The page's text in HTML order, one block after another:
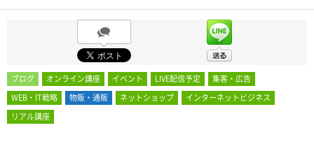
ブログ オンライン講座 イベント LIVE配信予定
集客・広告
WEB・IT戦略
物販・通販 ネットショップ
インターネットビジネス
リアル講座